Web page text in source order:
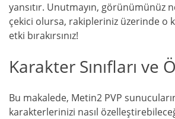
yansıtır. Unutmayın, görünümünüz
çekici olursa, rakipleriniz üzerinde o
etki bırakırsınız!
Karakter Sınıfları ve
Bu makalede, Metin2 PVP
karakterlerinizi nasıl